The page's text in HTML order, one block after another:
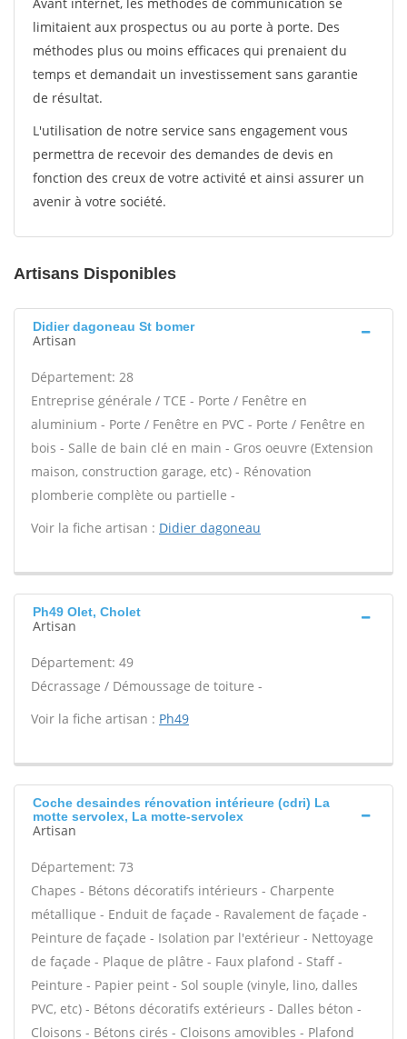
limitaient aux prospectus ou au porte à porte. Des
méthodes plus ou moins efficaces qui prenaient du
temps et demandait un investissement sans garantie
de résultat.
L'utilisation de notre service sans engagement vous
permettra de recevoir des demandes de devis en
fonction des creux de votre activité et ainsi assurer un
avenir à votre société.
Artisans Disponibles
Didier dagoneau St bomer
Artisan
Département: 28
Entreprise générale / TCE - Porte / Fenêtre en
aluminium - Porte / Fenêtre en PVC - Porte / Fenêtre en
bois - Salle de bain clé en main - Gros oeuvre (Extension
maison, construction garage, etc) - Rénovation
plomberie complète ou partielle -
Voir la fiche artisan : Didier dagoneau
Ph49 Olet, Cholet
Artisan
Département: 49
Décrassage / Démoussage de toiture -
Voir la fiche artisan : Ph49
Coche desaindes rénovation intérieure (cdri) La
motte servolex, La motte-servolex
Artisan
Département: 73
Chapes - Bétons décoratifs intérieurs - Charpente
métallique - Enduit de façade - Ravalement de façade -
Peinture de façade - Isolation par l'extérieur - Nettoyage
de façade - Plaque de plâtre - Faux plafond - Staff -
Peinture - Papier peint - Sol souple (vinyle, lino, dalles
PVC, etc) - Bétons décoratifs extérieurs - Dalles béton -
Cloisons - Bétons cirés - Cloisons amovibles - Plafond